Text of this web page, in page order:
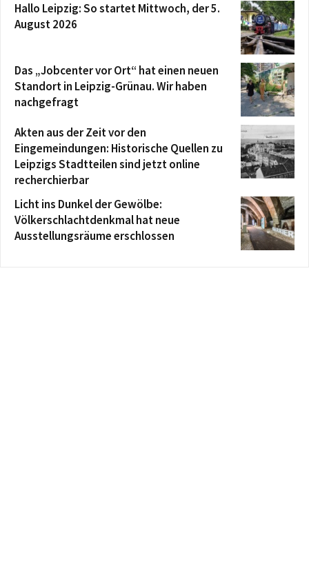
Hallo Leipzig: So startet Mittwoch, der 5.
August 2026
Das „Jobcenter vor Ort“ hat einen neuen
Standort in Leipzig-Grünau. Wir haben
nachgefragt
Akten aus der Zeit vor den
Eingemeindungen: Historische Quellen zu
Leipzigs Stadtteilen sind jetzt online
recherchierbar
Licht ins Dunkel der Gewölbe:
Völkerschlachtdenkmal hat neue
Ausstellungsräume erschlossen